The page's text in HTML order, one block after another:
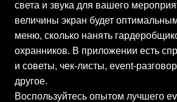
света и звука для вашего
величины экран будет
меню, сколько нанять
охранников. В приложении есть
и советы, чек-листы, event-
другое.
Воспользуйтесь опытом лучшего